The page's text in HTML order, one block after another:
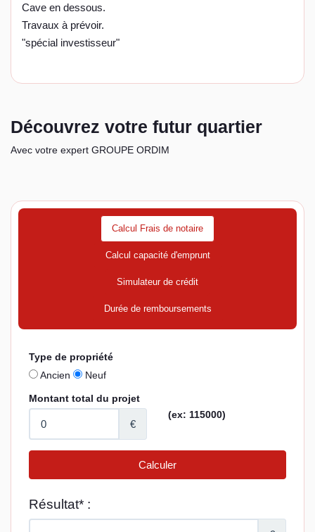
Cave en dessous.
Travaux à prévoir.
"spécial investisseur"
Découvrez votre futur quartier
Avec votre expert GROUPE ORDIM
Calcul Frais de notaire
Calcul capacité d'emprunt
Simulateur de crédit
Durée de remboursements